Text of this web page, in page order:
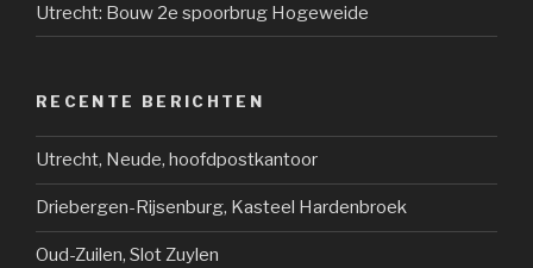
Utrecht: Bouw 2e spoorbrug Hogeweide
RECENTE BERICHTEN
Utrecht, Neude, hoofdpostkantoor
Driebergen-Rijsenburg, Kasteel Hardenbroek
Oud-Zuilen, Slot Zuylen